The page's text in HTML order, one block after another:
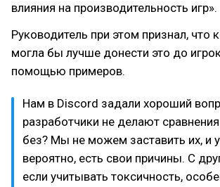
влияния на производительность игр».
Руководитель при этом признал, что
могла бы лучше донести это до
помощью примеров.
Нам в Discord задали хороший
разработчики не делают
без? Мы не можем заставить их, и
вероятно, есть свои причины. С
если учитывать токсичность,